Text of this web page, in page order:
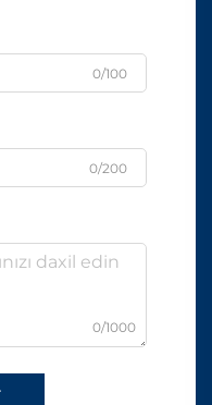
0/100
0/200
0/1000